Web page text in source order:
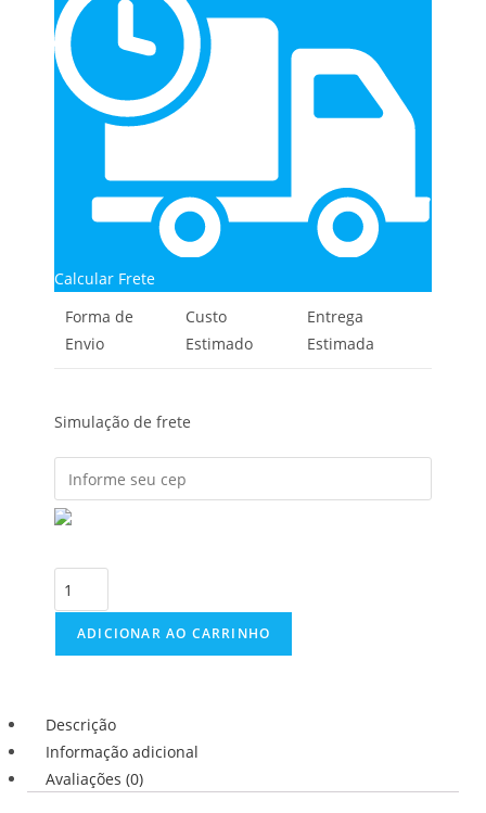
Calcular Frete
Forma de
Envio
Custo
Estimado
Entrega
Estimada
Simulação de frete
ADICIONAR AO CARRINHO
Descrição
Informação adicional
Avaliações (0)